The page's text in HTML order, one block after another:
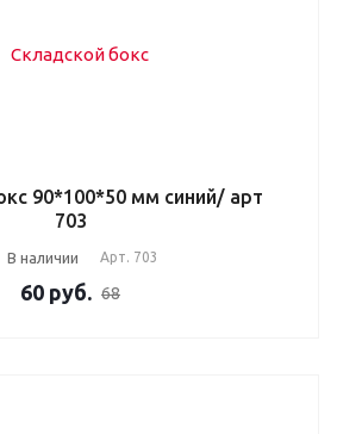
90*100*50 мм синий/ арт
703
В наличии Арт. 703
60 руб. 68